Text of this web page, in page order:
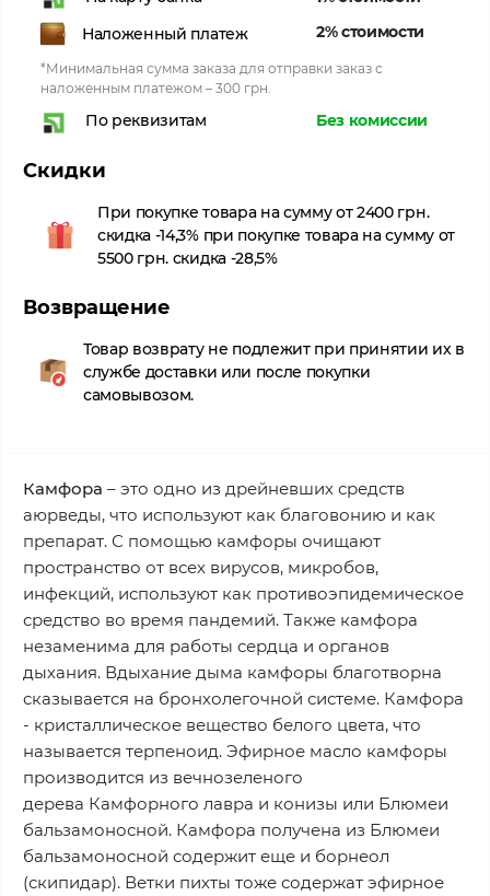
Наложенный платеж
2% стоимости
*Минимальная сумма заказа для отправки заказ с
наложенным платежом – 300 грн.
По реквизитам Без комиссии
Скидки
При покупке товара на сумму от 2400 грн.
скидка -14,3% при покупке товара на сумму от
5500 грн. скидка -28,5%
Возвращение
Товар возврату не подлежит при принятии их в
службе доставки или после покупки
самовывозом.
Камфора – это одно из дрейневших средств
аюрведы, что используют как благовонию и как
препарат. С помощью камфоры очищают
пространство от всех вирусов, микробов,
инфекций, используют как противоэпидемическое
средство во время пандемий. Также камфора
незаменима для работы сердца и органов
дыхания. Вдыхание дыма камфоры благотворна
сказывается на бронхолегочной системе. Камфора
- кристаллическое вещество белого цвета, что
называется терпеноид. Эфирное масло камфоры
производится из вечнозеленого
дерева Камфорного лавра и конизы или Блюмеи
бальзамоносной. Камфора получена из Блюмеи
бальзамоносной содержит еще и борнеол
(скипидар). Ветки пихты тоже содержат эфирное